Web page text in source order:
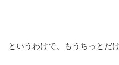
というわけで、もうちっとだ